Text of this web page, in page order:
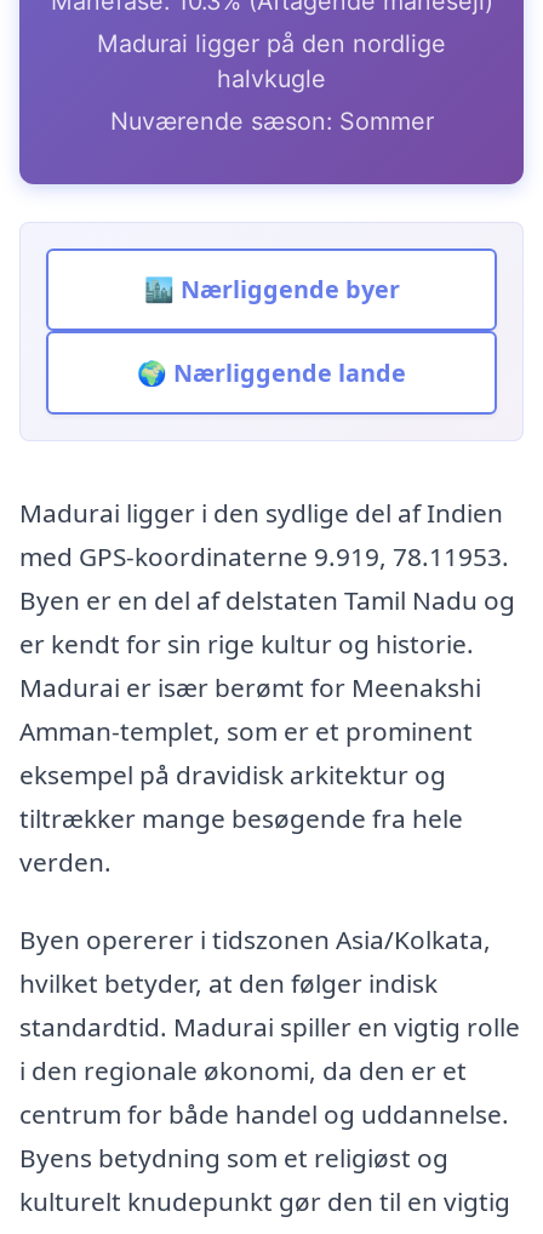
Madurai ligger på den nordlige
halvkugle
Nuværende sæson: Sommer
🏙️ Nærliggende byer
🌍 Nærliggende lande
Madurai ligger i den sydlige del af Indien
med GPS-koordinaterne 9.919, 78.11953.
Byen er en del af delstaten Tamil Nadu og
er kendt for sin rige kultur og historie.
Madurai er især berømt for Meenakshi
Amman-templet, som er et prominent
eksempel på dravidisk arkitektur og
tiltrækker mange besøgende fra hele
verden.
Byen opererer i tidszonen Asia/Kolkata,
hvilket betyder, at den følger indisk
standardtid. Madurai spiller en vigtig rolle
i den regionale økonomi, da den er et
centrum for både handel og uddannelse.
Byens betydning som et religiøst og
kulturelt knudepunkt gør den til en vigtig